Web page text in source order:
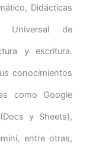
Didácticas
Universal de
y escritura.
conocimientos
como Google
y Sheets),
entre otras,